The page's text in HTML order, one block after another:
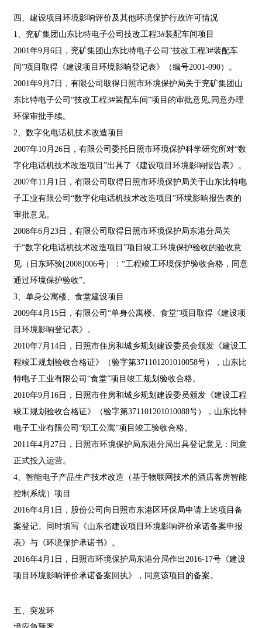
四、建设项目环境影响评价及其他环境保护行政许可情况
1、兖矿集团山东比特电子公司技改工程3#装配车间项目
2001年9月6日，兖矿集团山东比特电子公司“技改工程3#装配车
间”项目取得《建设项目环境影响登记表》（编号2001-090）。
2001年9月7日，有限公司取得日照市环境保护局关于兖矿集团山
东比特电子公司“技改工程3#装配车间”项目的审批意见,同意办理
环保审批手续。
2、数字化电话机技术改造项目
2007年10月26日，有限公司委托日照市环境保护科学研究所对“数
字化电话机技术改造项目”出具了《建设项目环境影响报告表》。
2007年11月1日，有限公司取得日照市环境保护局关于山东比特电
子工业有限公司“数字化电话机技术改造项目”环境影响报告表的
审批意见。
2008年6月23日，有限公司取得日照市环境保护局东港分局关
于“数字化电话机技术改造项目”项目竣工环境保护验收的验收意
见（日东环验[2008]006号）：“工程竣工环境保护验收合格，同意
通过环境保护验收”。
3、单身公寓楼、食堂建设项目
2009年4月15日，有限公司“单身公寓楼、食堂”项目取得《建设项
目环境影响登记表》。
2010年7月14日，日照市住房和城乡规划建设委员会颁发《建设工
程竣工规划验收合格证》（验字第371101201010058号），山东比
特电子工业有限公司“食堂”项目竣工规划验收合格。
2010年9月16日，日照市住房和城乡规划建设委员颁发《建设工程
竣工规划验收合格证》（验字第371101201010088号），山东比特
电子工业有限公司“职工公寓”项目竣工验收合格。
2011年4月27日，日照市环境保护局东港分局出具登记意见：同意
正式投入运营。
4、智能电子产品生产技术改造（基于物联网技术的酒店客房智能
控制系统）项目
2016年4月1日，股份公司向日照市东港区环保局申请上述项目备
案登记。同时填写《山东省建设项目环境影响评价承诺备案申报
表》与《环境保护承诺书》。
2016年4月1日，日照市环境保护局东港分局作出2016-17号《建设
项目环境影响评价承诺备案回执》，同意该项目的备案。
五、突发环